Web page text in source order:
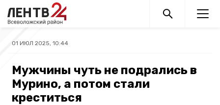
01 ИЮЛ 2025, 10:44
Мужчины чуть не подрались в
Мурино, а потом стали
креститься